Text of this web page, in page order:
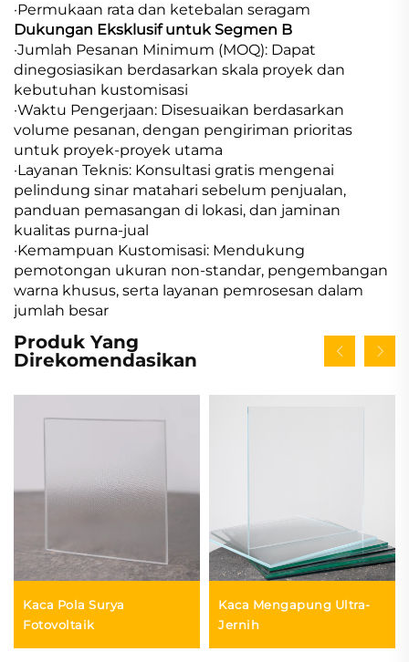
·Permukaan rata dan ketebalan seragam
Dukungan Eksklusif untuk Segmen B
·Jumlah Pesanan Minimum (MOQ): Dapat
dinegosiasikan berdasarkan skala proyek dan
kebutuhan kustomisasi
·Waktu Pengerjaan: Disesuaikan berdasarkan
volume pesanan, dengan pengiriman prioritas
untuk proyek-proyek utama
·Layanan Teknis: Konsultasi gratis mengenai
pelindung sinar matahari sebelum penjualan,
panduan pemasangan di lokasi, dan jaminan
kualitas purna-jual
·Kemampuan Kustomisasi: Mendukung
pemotongan ukuran non-standar, pengembangan
warna khusus, serta layanan pemrosesan dalam
jumlah besar
Produk Yang
Direkomendasikan
Kaca Pola Surya
Fotovoltaik
Kaca Mengapung Ultra-
Jernih